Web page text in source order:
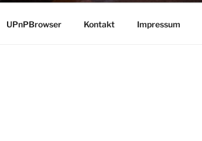
UPnPBrowser Kontakt Impressum